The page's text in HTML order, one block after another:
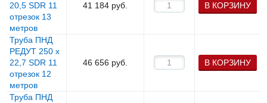
20,5 SDR 11
отрезок 13
метров
41 184 руб. В КОРЗИНУ
Труба ПНД
РЕДУТ 250 х
22,7 SDR 11
отрезок 12
метров
46 656 руб. В КОРЗИНУ
Труба ПНД